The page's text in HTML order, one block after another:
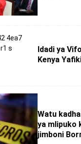
Idadi ya
Kenya
Watu
ya mlipuko
jimboni